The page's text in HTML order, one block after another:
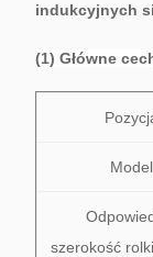
indukcyjnych
(1) Główne
Model
szerokość